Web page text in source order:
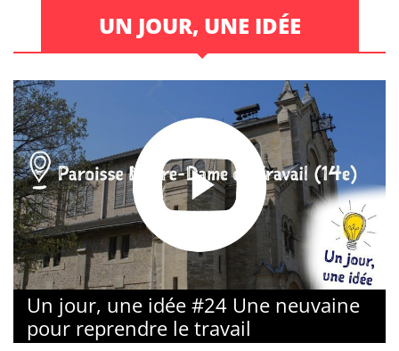
UN JOUR, UNE IDÉE
Un jour, une idée #24 Une neuvaine
pour reprendre le travail